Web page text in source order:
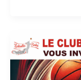
Tombola
annuelle
le
22/03